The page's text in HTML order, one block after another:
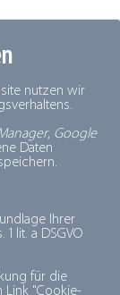
nutzen wir
, Google
Daten
Ihrer
lit. a DSGVO
für die
Link "Cookie-